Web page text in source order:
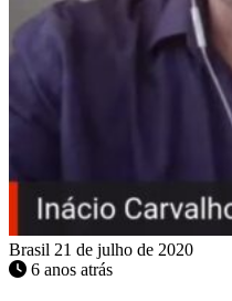
Brasil 21 de julho de 2020
6 anos atrás